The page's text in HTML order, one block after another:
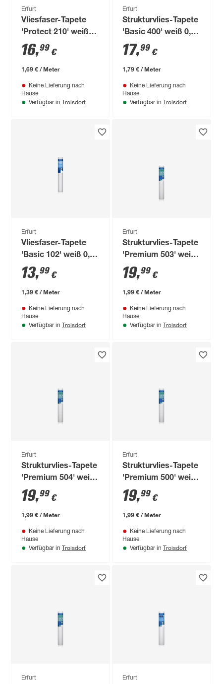
Erfurt
Vliesfaser-Tapete
'Protect 210' weiß
0,53 x 10,05 m
16,99 €
1,69 € / Meter
Keine Lieferung nach
Hause
Verfügbar in Troisdorf
Erfurt
Strukturvlies-Tapete
'Basic 400' weiß 0,53
x 10,05 m
17,99 €
1,79 € / Meter
Keine Lieferung nach
Hause
Verfügbar in Troisdorf
Erfurt
Vliesfaser-Tapete
'Basic 102' weiß 0,53
x 10,05 m
13,99 €
1,39 € / Meter
Keine Lieferung nach
Hause
Verfügbar in Troisdorf
Erfurt
Strukturvlies-Tapete
'Premium 503' weiß
0,53 x 10,05 m
19,99 €
1,99 € / Meter
Keine Lieferung nach
Hause
Verfügbar in Troisdorf
Erfurt
Strukturvlies-Tapete
'Premium 504' weiß
0,53 x 10,05 m
19,99 €
1,99 € / Meter
Keine Lieferung nach
Hause
Verfügbar in Troisdorf
Erfurt
Strukturvlies-Tapete
'Premium 500' weiß
0,53 x 10,05 m
19,99 €
1,99 € / Meter
Keine Lieferung nach
Hause
Verfügbar in Troisdorf
Erfurt Erfurt